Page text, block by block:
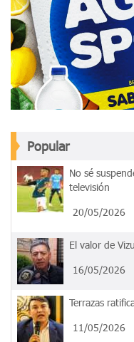
Popular
No sé
televisión
20/05/2026
El valor de
16/05/2026
Terrazas
11/05/2026